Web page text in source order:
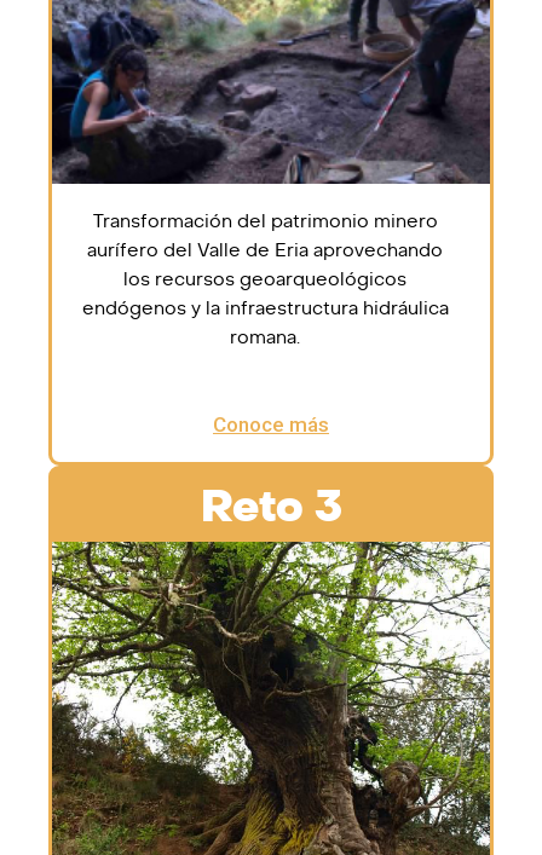
Transformación del patrimonio minero
aurífero del Valle de Eria aprovechando
los recursos geoarqueológicos
endógenos y la infraestructura hidráulica
romana.
Conoce más
Reto 3